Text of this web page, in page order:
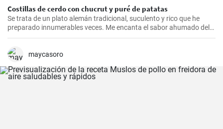
Costillas de cerdo con chucrut y puré de patatas
Se trata de un plato alemán tradicional, suculento y rico que he
preparado innumerables veces. Me encanta el sabor ahumado del
Kassler combinado con el chucrut ácido y el cremoso puré de
es un delicioso plato reconfortante en los días más fríos.
maycasoro